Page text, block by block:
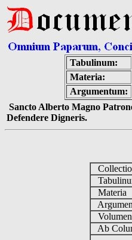
Tabulinum:
Materia:
Argumentum:
Sancto Alberto Magno
Defendere Digneris.
Collectio
Materia
Volumen
Ab